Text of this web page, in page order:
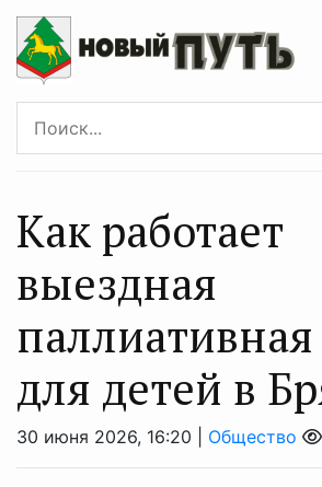
Как работает
выездная
для детей в
30 июня 2026, 16:20 | Общество